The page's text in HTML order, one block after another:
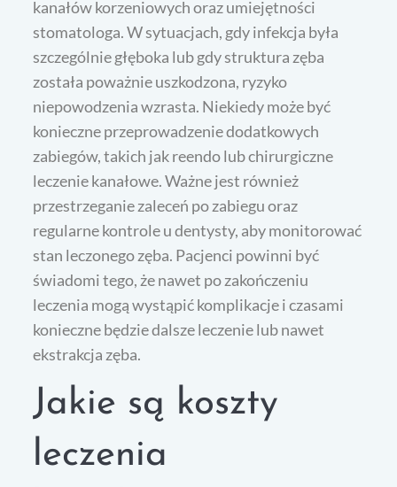
kanałów korzeniowych oraz umiejętności
stomatologa. W sytuacjach, gdy infekcja była
szczególnie głęboka lub gdy struktura zęba
została poważnie uszkodzona, ryzyko
niepowodzenia wzrasta. Niekiedy może być
konieczne przeprowadzenie dodatkowych
zabiegów, takich jak reendo lub chirurgiczne
leczenie kanałowe. Ważne jest również
przestrzeganie zaleceń po zabiegu oraz
regularne kontrole u dentysty, aby monitorować
stan leczonego zęba. Pacjenci powinni być
świadomi tego, że nawet po zakończeniu
leczenia mogą wystąpić komplikacje i czasami
konieczne będzie dalsze leczenie lub nawet
ekstrakcja zęba.
Jakie są koszty
leczenia